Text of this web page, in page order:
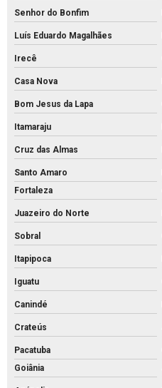
Senhor do Bonfim
Luís Eduardo Magalhães
Irecê
Casa Nova
Bom Jesus da Lapa
Itamaraju
Cruz das Almas
Santo Amaro
Fortaleza
Juazeiro do Norte
Sobral
Itapipoca
Iguatu
Canindé
Crateús
Pacatuba
Goiânia